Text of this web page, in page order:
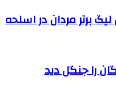
برتر مردان در اسلحه
را جنگل دید